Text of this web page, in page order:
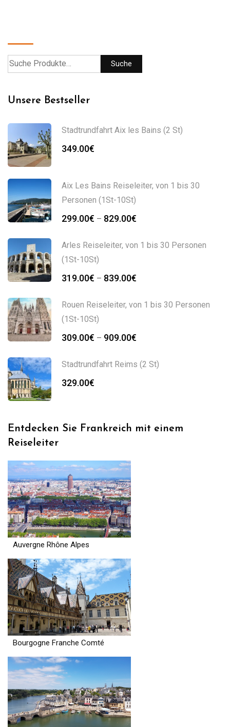
Suche
Unsere Bestseller
Stadtrundfahrt Aix les Bains (2 St)
349.00€
Aix Les Bains Reiseleiter, von 1 bis 30
Personen (1St-10St)
299.00€ – 829.00€
Arles Reiseleiter, von 1 bis 30 Personen
(1St-10St)
319.00€ – 839.00€
Rouen Reiseleiter, von 1 bis 30 Personen
(1St-10St)
309.00€ – 909.00€
Stadtrundfahrt Reims (2 St)
329.00€
Entdecken Sie Frankreich mit einem
Reiseleiter
Auvergne Rhône Alpes
Bourgogne Franche Comté